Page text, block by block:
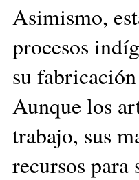
Asimismo,
procesos
su
Aunque los
trabajo, sus
recursos para